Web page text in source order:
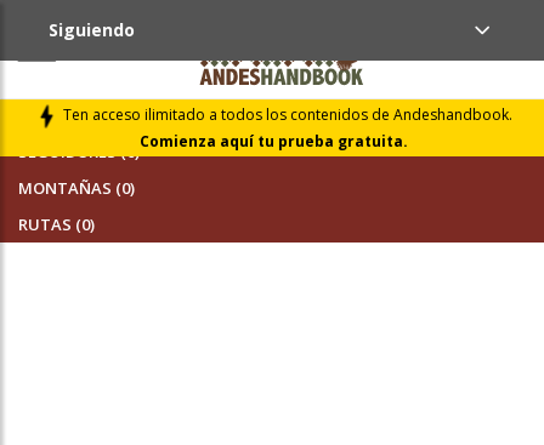
Ten acceso ilimitado a todos los contenidos de Andeshandbook.
Comienza aquí tu prueba gratuita.
Siguiendo
SEGUIDORES (0)
MONTAÑAS (0)
RUTAS (0)